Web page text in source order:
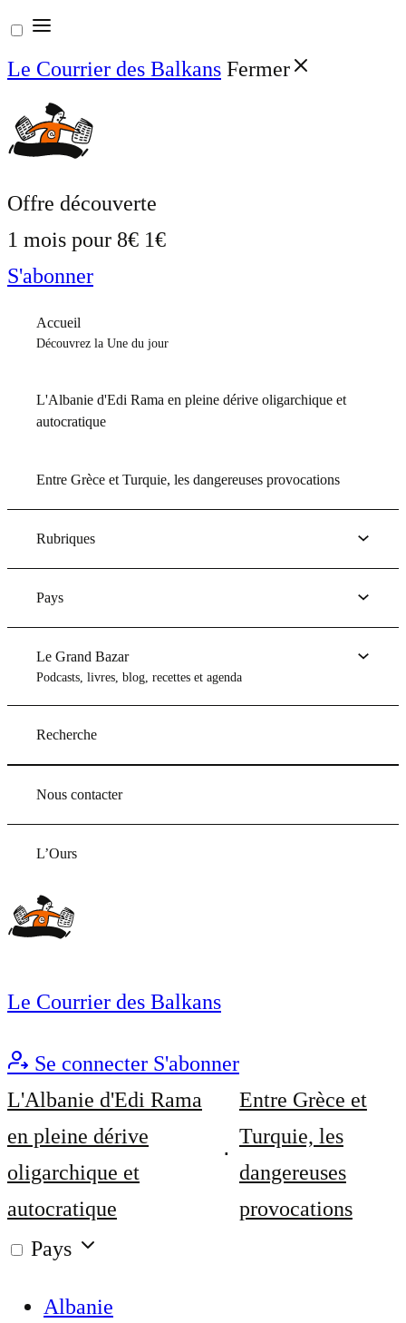
Aller
au
contenu
Le Courrier des Balkans Fermer
Offre découverte
1 mois pour 8€ 1€
S'abonner
Accueil
Découvrez la Une du jour
L'Albanie d'Edi Rama en pleine dérive oligarchique et
autocratique
Entre Grèce et Turquie, les dangereuses provocations
Rubriques
Pays
Le Grand Bazar
Podcasts, livres, blog, recettes et agenda
Recherche
Nous contacter
L’Ours
Le Courrier des Balkans
Se connecter S'abonner
L'Albanie d'Edi Rama
en pleine dérive
oligarchique et
autocratique
Entre Grèce et
Turquie, les
dangereuses
provocations
Pays
Albanie